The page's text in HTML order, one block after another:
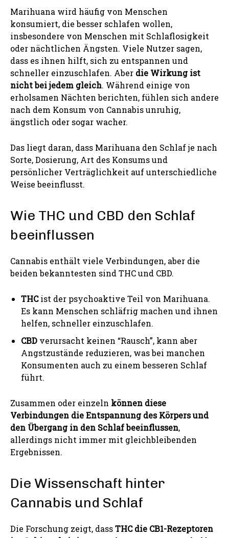
Marihuana wird häufig von Menschen
konsumiert, die besser schlafen wollen,
insbesondere von Menschen mit Schlaflosigkeit
oder nächtlichen Ängsten. Viele Nutzer sagen,
dass es ihnen hilft, sich zu entspannen und
schneller einzuschlafen. Aber die Wirkung ist
nicht bei jedem gleich. Während einige von
erholsamen Nächten berichten, fühlen sich andere
nach dem Konsum von Cannabis unruhig,
ängstlich oder sogar wacher.
Das liegt daran, dass Marihuana den Schlaf je nach
Sorte, Dosierung, Art des Konsums und
persönlicher Verträglichkeit auf unterschiedliche
Weise beeinflusst.
Wie THC und CBD den Schlaf
beeinflussen
Cannabis enthält viele Verbindungen, aber die
beiden bekanntesten sind THC und CBD.
THCist der psychoaktive Teil von Marihuana.
Es kann Menschen schläfrig machen und ihnen
helfen, schneller einzuschlafen.
CBD verursacht keinen “Rausch”, kann aber
Angstzustände reduzieren, was bei manchen
Konsumenten auch zu einem besseren Schlaf
führt.
Zusammen oder einzeln können diese
Verbindungen die Entspannung des Körpers und
den Übergang in den Schlaf beeinflussen,
allerdings nicht immer mit gleichbleibenden
Ergebnissen.
Die Wissenschaft hinter
Cannabis und Schlaf
Die Forschung zeigt, dassTHC die CB1-Rezeptoren